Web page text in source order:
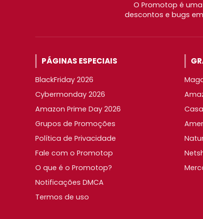
O Promotop é
descontos e bugs
PÁGINAS ESPECIAIS
BlackFriday 2026
Cybermonday 2026
Amazon Prime Day 2026
Grupos de Promoções
Política de Privacidade
Fale com o Promotop
O que é o Promotop?
Notificações DMCA
Termos de uso